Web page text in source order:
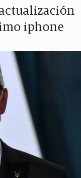
iphone